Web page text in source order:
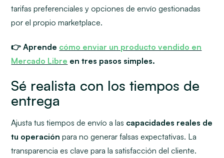
tarifas preferenciales y opciones de envío gestionadas
por el propio marketplace.
👉 Aprende cómo enviar un producto vendido en
Mercado Libre en tres pasos simples.
Sé realista con los tiempos de
entrega
Ajusta tus tiempos de envío a las capacidades reales de
tu operación para no generar falsas expectativas. La
transparencia es clave para la satisfacción del cliente.